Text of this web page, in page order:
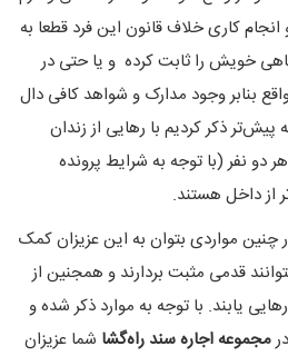
کاری خلاف قانون این فرد قطعا به
خویش را ثابت کرده و یا حتی در
بنابر وجود مدارک و شواهد کافی دال
پیش‌تر ذکر کردیم با رهایی از زندان
دو نفر (با توجه به شرایط پرونده
از داخل هستند.
مواردی بتوان به این عزیزان کمک
قدمی مثبت بردارند و همجنین از
یابند. با توجه به موارد ذکر شده و
مجموعه اجاره سند راه‌گشا شما عزیزان